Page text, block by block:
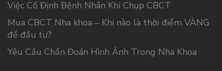
Việc Cố Định Bệnh Nhân Khi Chụp CBCT
Mua CBCT Nha khoa – Khi nào là thời điểm VÀNG
để đầu tư?
Yêu Cầu Chẩn Đoán Hình Ảnh Trong Nha Khoa